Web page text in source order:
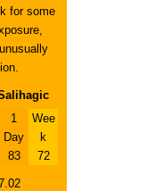
for some
1
Day
83
Wee
k
72